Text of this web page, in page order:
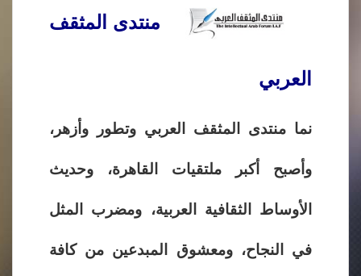
منتدى المثقف
العربي
نما منتدى المثقف العربي وتطور وأزهر،
وأصبح أكبر ملتقيات القاهرة، وحديث
الأوساط الثقافية العربية، ومضرب المثل
في النجاح، ومعشوق المبدعين من كافة